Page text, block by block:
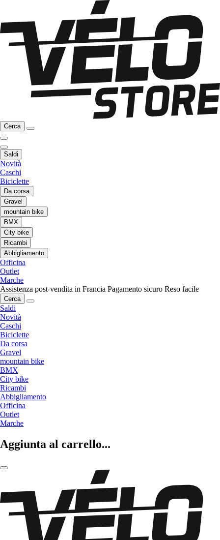
Cerca
Saldi
Novità
Caschi
Biciclette
Da corsa
Gravel
mountain bike
BMX
City bike
Ricambi
Abbigliamento
Officina
Outlet
Marche
Assistenza post-vendita in Francia Pagamento sicuro Reso facile
Cerca
Saldi
Novità
Caschi
Biciclette
Da corsa
Gravel
mountain bike
BMX
City bike
Ricambi
Abbigliamento
Officina
Outlet
Marche
Aggiunta al carrello...